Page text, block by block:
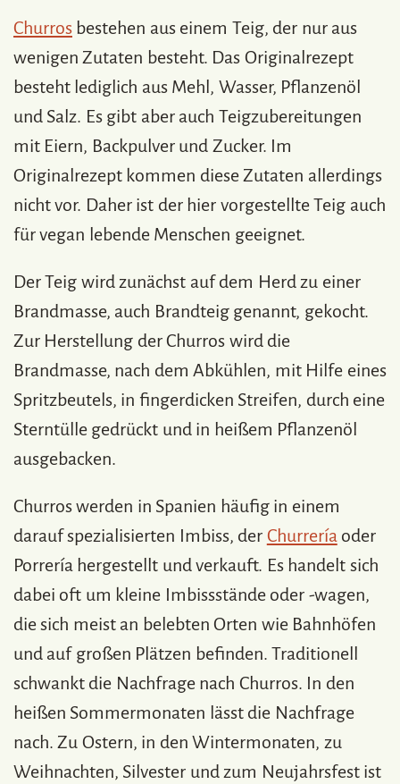
Churros bestehen aus einem Teig, der nur aus
wenigen Zutaten besteht. Das Originalrezept
besteht lediglich aus Mehl, Wasser, Pflanzenöl
und Salz. Es gibt aber auch Teigzubereitungen
mit Eiern, Backpulver und Zucker. Im
Originalrezept kommen diese Zutaten allerdings
nicht vor. Daher ist der hier vorgestellte Teig auch
für vegan lebende Menschen geeignet.
Der Teig wird zunächst auf dem Herd zu einer
Brandmasse, auch Brandteig genannt, gekocht.
Zur Herstellung der Churros wird die
Brandmasse, nach dem Abkühlen, mit Hilfe eines
Spritzbeutels, in fingerdicken Streifen, durch eine
Sterntülle gedrückt und in heißem Pflanzenöl
ausgebacken.
Churros werden in Spanien häufig in einem
darauf spezialisierten Imbiss, der Churreríaoder
Porrería hergestellt und verkauft. Es handelt sich
dabei oft um kleine Imbissstände oder -wagen,
die sich meist an belebten Orten wie Bahnhöfen
und auf großen Plätzen befinden. Traditionell
schwankt die Nachfrage nach Churros. In den
heißen Sommermonaten lässt die Nachfrage
nach. Zu Ostern, in den Wintermonaten, zu
Weihnachten, Silvester und zum Neujahrsfest ist